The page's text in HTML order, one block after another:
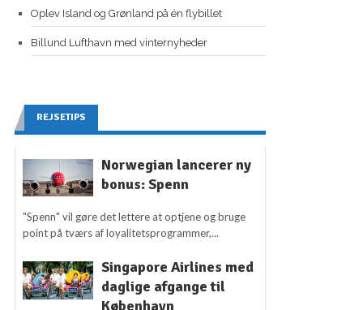
Oplev Island og Grønland på én flybillet
Billund Lufthavn med vinternyheder
REJSETIPS
Norwegian lancerer ny
bonus: Spenn
"Spenn" vil gøre det lettere at optjene og bruge
point på tværs af loyalitetsprogrammer,...
Singapore Airlines med
daglige afgange til
København